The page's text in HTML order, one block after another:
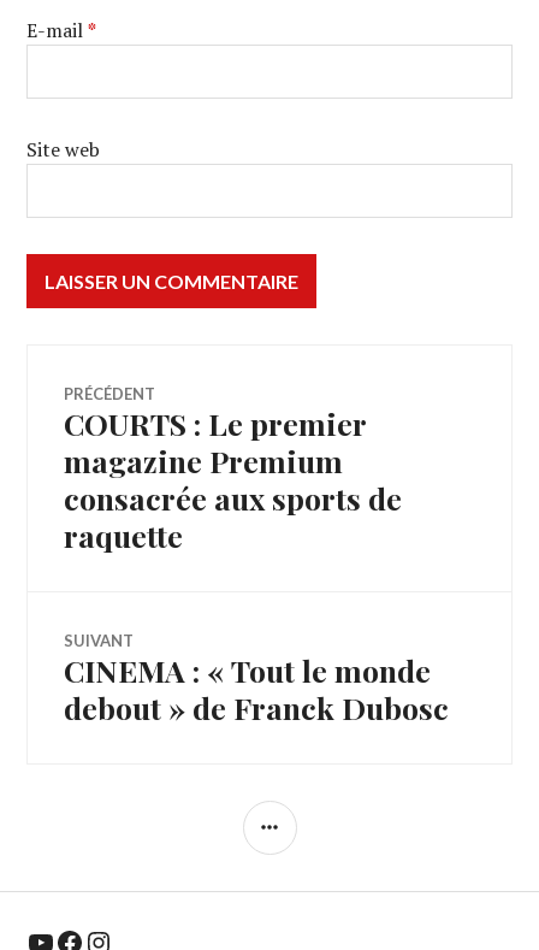
E-mail*
Site web
Navigation
de
l’article
PRÉCÉDENT
Article
précédent :
COURTS : Le premier
magazine Premium
consacrée aux sports de
raquette
SUIVANT
Article
Suivant:
CINEMA : « Tout le monde
debout » de Franck Dubosc
COLONNE
YouTube Facebook Instagram